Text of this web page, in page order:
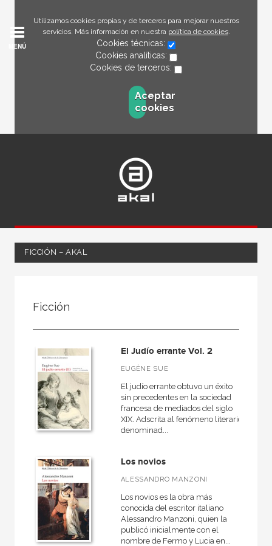
Utilizamos cookies propias y de terceros para mejorar nuestros
servicios. Más información en nuestra política de cookies.
Cookies técnicas:
Cookies analíticas:
Cookies de terceros:
Aceptar
cookies
MENÚ
FICCIÓN – AKAL
Ficción
MATERIAS
Literatura anglosajona
Literatura eslava
Literatura alemana
Clásicos griegos y latinos
Literatura francesa
Clásicos de la Literatura
Novela Negra
Ficción
El Judío errante Vol. 2
EUGÈNE SUE
El judío errante obtuvo un éxito
sin precedentes en la sociedad
francesa de mediados del siglo
XIX. Adscrita al fenómeno literario
denominad...
Los novios
ALESSANDRO MANZONI
Los novios es la obra más
conocida del escritor italiano
Alessandro Manzoni, quien la
publicó inicialmente con el
nombre de Fermo y Lucia en...